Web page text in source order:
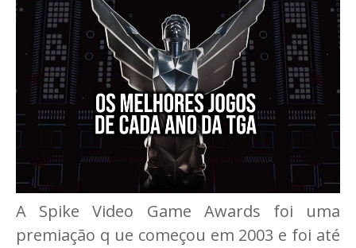
A Spike Video Game Awards foi uma
premiação q ue começou em 2003 e foi até